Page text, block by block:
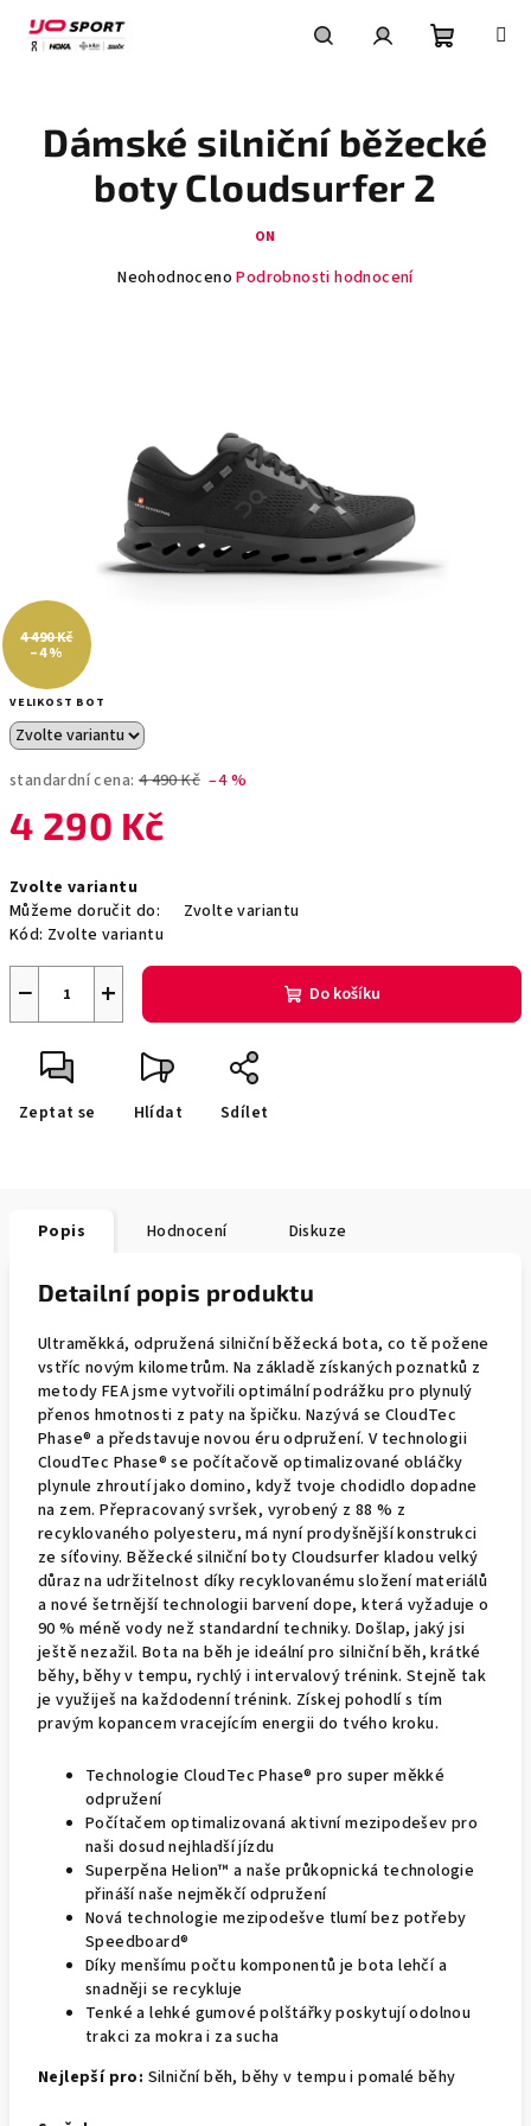
obsah
košík
VELIKOST BOT
standardní cena: 4 490 Kč –4 %
4 290 Kč
cena:
Zvolte variantu
Můžeme doručit do:
Zvolte variantu
Kód: Zvolte variantu
+
− Do košíku
Zeptat se Hlídat Sdílet
Dámské silniční běžecké
boty Cloudsurfer 2
ON
Průměrné
hvězdiček.
Neohodnoceno Podrobnosti hodnocení
4 490 Kč
–4 %
Popis Hodnocení Diskuze
Detailní popis produktu
Ultraměkká, odpružená silniční běžecká bota, co tě požene
vstříc novým kilometrům. Na základě získaných poznatků z
metody FEA jsme vytvořili optimální podrážku pro plynulý
přenos hmotnosti z paty na špičku. Nazývá se CloudTec
Phase® a představuje novou éru odpružení. V technologii
CloudTec Phase® se počítačově optimalizované obláčky
plynule zhroutí jako domino, když tvoje chodidlo dopadne
na zem. Přepracovaný svršek, vyrobený z 88 % z
recyklovaného polyesteru, má nyní prodyšnější konstrukci
ze síťoviny. Běžecké silniční boty Cloudsurfer kladou velký
důraz na udržitelnost díky recyklovanému složení materiálů
a nové šetrnější technologii barvení dope, která vyžaduje o
90 % méně vody než standardní techniky. Došlap, jaký jsi
ještě nezažil. Bota na běh je ideální pro silniční běh, krátké
běhy, běhy v tempu, rychlý i intervalový trénink. Stejně tak
je využiješ na každodenní trénink. Získej pohodlí s tím
pravým kopancem vracejícím energii do tvého kroku.
Technologie CloudTec Phase® pro super měkké
odpružení
Počítačem optimalizovaná aktivní mezipodešev pro
naši dosud nejhladší jízdu
Superpěna Helion™ a naše průkopnická technologie
přináší naše nejměkčí odpružení
Nová technologie mezipodešve tlumí bez potřeby
Speedboard®
Díky menšímu počtu komponentů je bota lehčí a
snadněji se recykluje
Tenké a lehké gumové polštářky poskytují odolnou
trakci za mokra i za sucha
Nejlepší pro: Silniční běh, běhy v tempu i pomalé běhy